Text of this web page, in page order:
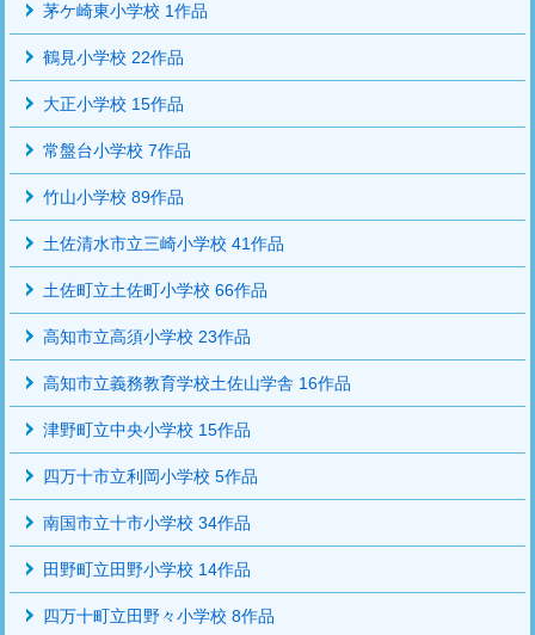
茅ケ崎東小学校 1作品
鶴見小学校 22作品
大正小学校 15作品
常盤台小学校 7作品
竹山小学校 89作品
土佐清水市立三崎小学校 41作品
土佐町立土佐町小学校 66作品
高知市立高須小学校 23作品
高知市立義務教育学校土佐山学舎 16作品
津野町立中央小学校 15作品
四万十市立利岡小学校 5作品
南国市立十市小学校 34作品
田野町立田野小学校 14作品
四万十町立田野々小学校 8作品